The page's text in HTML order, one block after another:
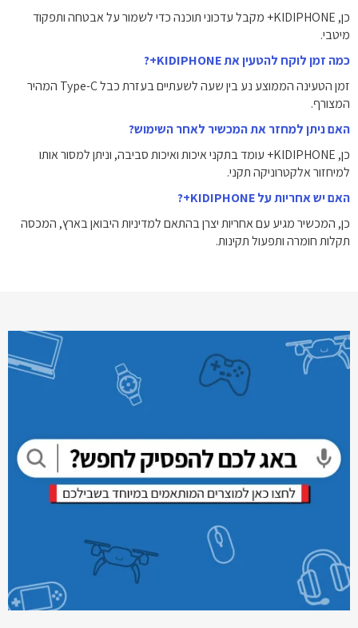
כן, KIDIPHONE+ מקבל עדכוני תוכנה כדי לשמור על אבטחה ותפקוד
מיטבי.
כמה זמן לוקח להטעין את KIDIPHONE+?
זמן הטעינה הממוצע נע בין שעה לשעתיים בעזרת כבל Type-C המהיר
המצורף.
האם ניתן למחזר את המכשיר לאחר השימוש?
כן, KIDIPHONE+ עומד בתקני איכות ואיכות סביבה, וניתן למסור אותו
למיחזור אלקטרוניקה תקני.
האם יש אחריות על KIDIPHONE+?
כן, המכשיר מגיע עם אחריות יצרן בהתאם למדיניות היבואן בארץ, המכסה
תקלות חומרה ותפעול תקינות.